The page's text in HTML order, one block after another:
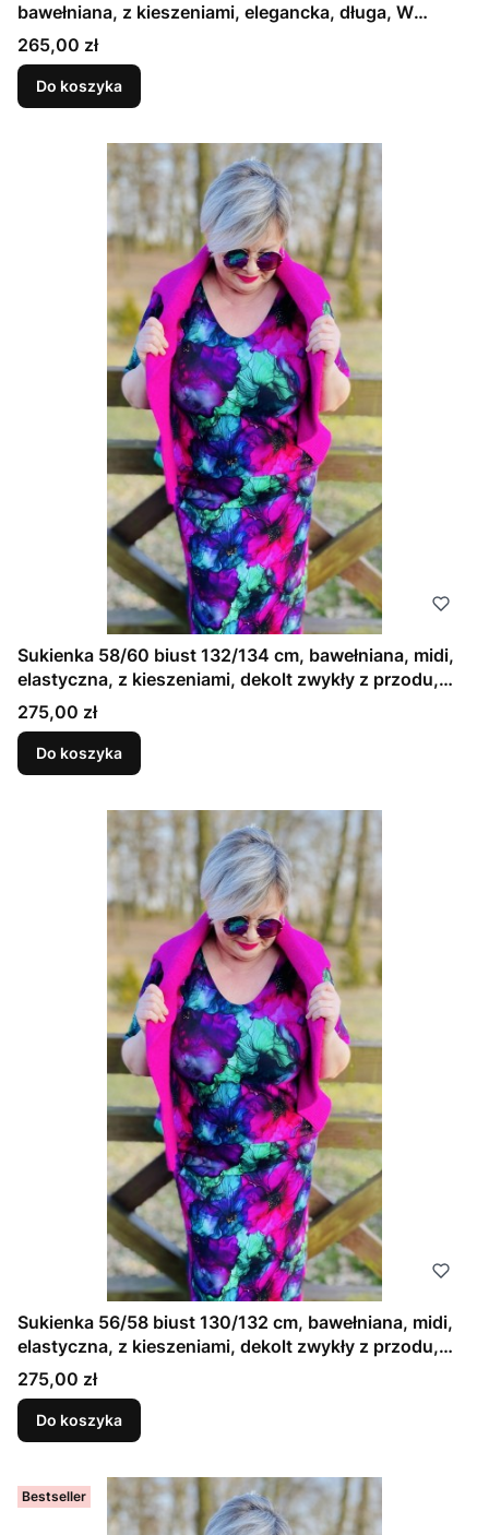
bawełniana, z kieszeniami, elegancka, długa, W
KWIATY , JABŁONI, RÓŻOWA (1)
Cena
265,00 zł
Do koszyka
Sukienka 58/60 biust 132/134 cm, bawełniana, midi,
elastyczna, z kieszeniami, dekolt zwykły z przodu,
TURKUS I FIOLET
Cena
275,00 zł
Do koszyka
Sukienka 56/58 biust 130/132 cm, bawełniana, midi,
elastyczna, z kieszeniami, dekolt zwykły z przodu,
TURKUS I FIOLET
Cena
275,00 zł
Do koszyka
Bestseller